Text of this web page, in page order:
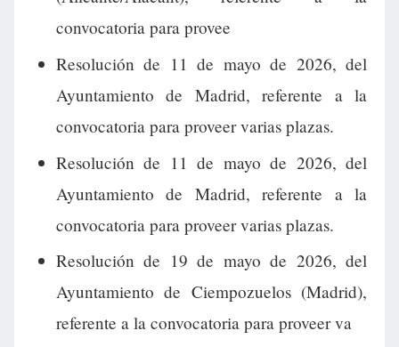
convocatoria para provee
Resolución de 11 de mayo de 2026, del
Ayuntamiento de Madrid, referente a la
convocatoria para proveer varias plazas.
Resolución de 11 de mayo de 2026, del
Ayuntamiento de Madrid, referente a la
convocatoria para proveer varias plazas.
Resolución de 19 de mayo de 2026, del
Ayuntamiento de Ciempozuelos (Madrid),
referente a la convocatoria para proveer va